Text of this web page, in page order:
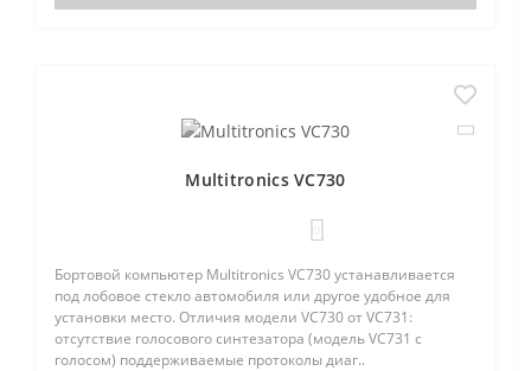
Multitronics VC730
Бортовой компьютер Multitronics VC730 устанавливается
под лобовое стекло автомобиля или другое удобное для
установки место. Отличия модели VC730 от VC731:
отсутствие голосового синтезатора (модель VC731 с
голосом) поддерживаемые протоколы диаг..